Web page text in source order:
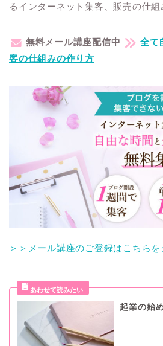
るインターネット集客、 販売の仕組
無料メール講座配信中
全て
客の仕組みの作り方
＞＞メール講座のご登録はこちら
起業の始